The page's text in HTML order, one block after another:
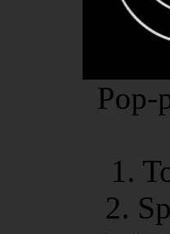
Pop-
1.
2.